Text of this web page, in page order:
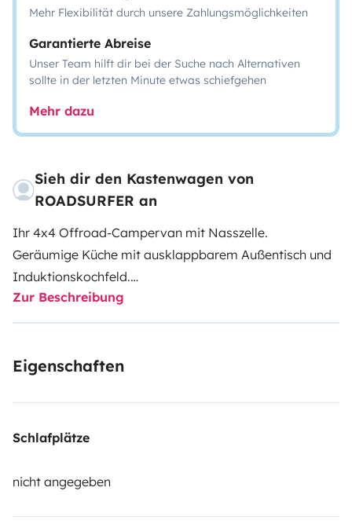
Mehr Flexibilität durch unsere Zahlungsmöglichkeiten
Garantierte Abreise
Unser Team hilft dir bei der Suche nach Alternativen
sollte in der letzten Minute etwas schiefgehen
Mehr dazu
Sieh dir den Kastenwagen von
ROADSURFER an
Ihr 4x4 Offroad-Campervan mit Nasszelle.
Geräumige Küche mit ausklappbarem Außentisch und
Induktionskochfeld.
Nasszelle mit Dusche und Toilette.
Luftheizung. 4 Sitzplätze und 2 Schlafplätze.
content/uploads/roadsurfer-RENT-TermsConditions-
Der Mieter muss eine eigene Haftpflicht-, Kollisions-
Versicherung von Roadsurfer gilt subsidiär und ergänzt
Zur Beschreibung
Eigenschaften
Schlafplätze
nicht angegeben